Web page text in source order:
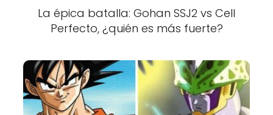
La épica batalla: Gohan SSJ2 vs Cell
Perfecto, ¿quién es más fuerte?